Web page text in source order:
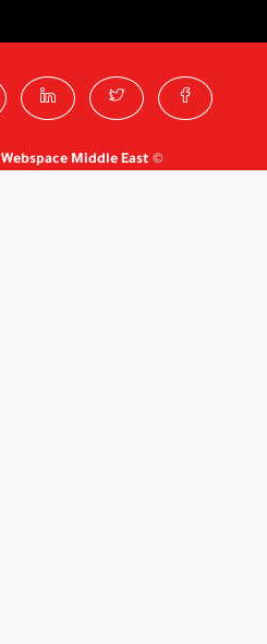
© Copyrights 2023- by
Webspace Middle East